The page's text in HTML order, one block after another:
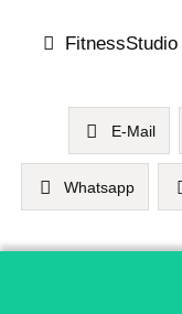
FitnessStudio
E-Mail
Whatsapp